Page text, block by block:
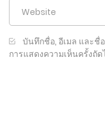
บันทึกชื่อ, อีเมล และชื่
การแสดงความเห็นครั้งถัด